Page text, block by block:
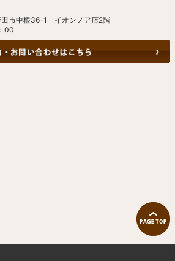
市中根36-1 イオンノア店2階
00